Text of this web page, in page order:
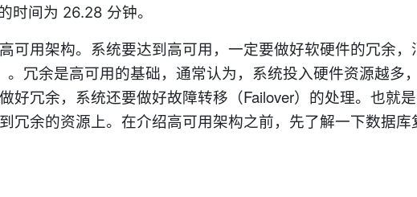
时间为 26.28 分钟。
可用架构。系统要达到高可用，一定要做好软硬件的冗余，
。冗余是高可用的基础，通常认为，系统投入硬件资源越多
好冗余，系统还要做好故障转移（Failover）的处理。也就
冗余的资源上。在介绍高可用架构之前，先了解一下数据库